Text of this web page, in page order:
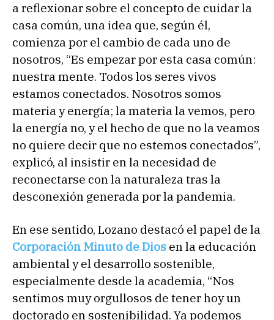
a reflexionar sobre el concepto de cuidar la
casa común, una idea que, según él,
comienza por el cambio de cada uno de
nosotros, “Es empezar por esta casa común:
nuestra mente. Todos los seres vivos
estamos conectados. Nosotros somos
materia y energía; la materia la vemos, pero
la energía no, y el hecho de que no la veamos
no quiere decir que no estemos conectados”,
explicó, al insistir en la necesidad de
reconectarse con la naturaleza tras la
desconexión generada por la pandemia.
En ese sentido, Lozano destacó el papel de la
Corporación Minuto de Dios en la educación
ambiental y el desarrollo sostenible,
especialmente desde la academia, “Nos
sentimos muy orgullosos de tener hoy un
doctorado en sostenibilidad. Ya podemos